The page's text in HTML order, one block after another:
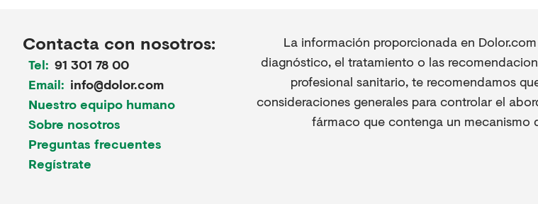
Contacta con nosotros:
Tel: 91 301 78 00
Email: info@dolor.com
Nuestro equipo humano
Sobre nosotros
Preguntas frecuentes
Regístrate
La información proporcionada en
diagnóstico, el tratamiento o las
profesional sanitario, te recomendamos
consideraciones generales para controlar el
fármaco que contenga un mecanismo